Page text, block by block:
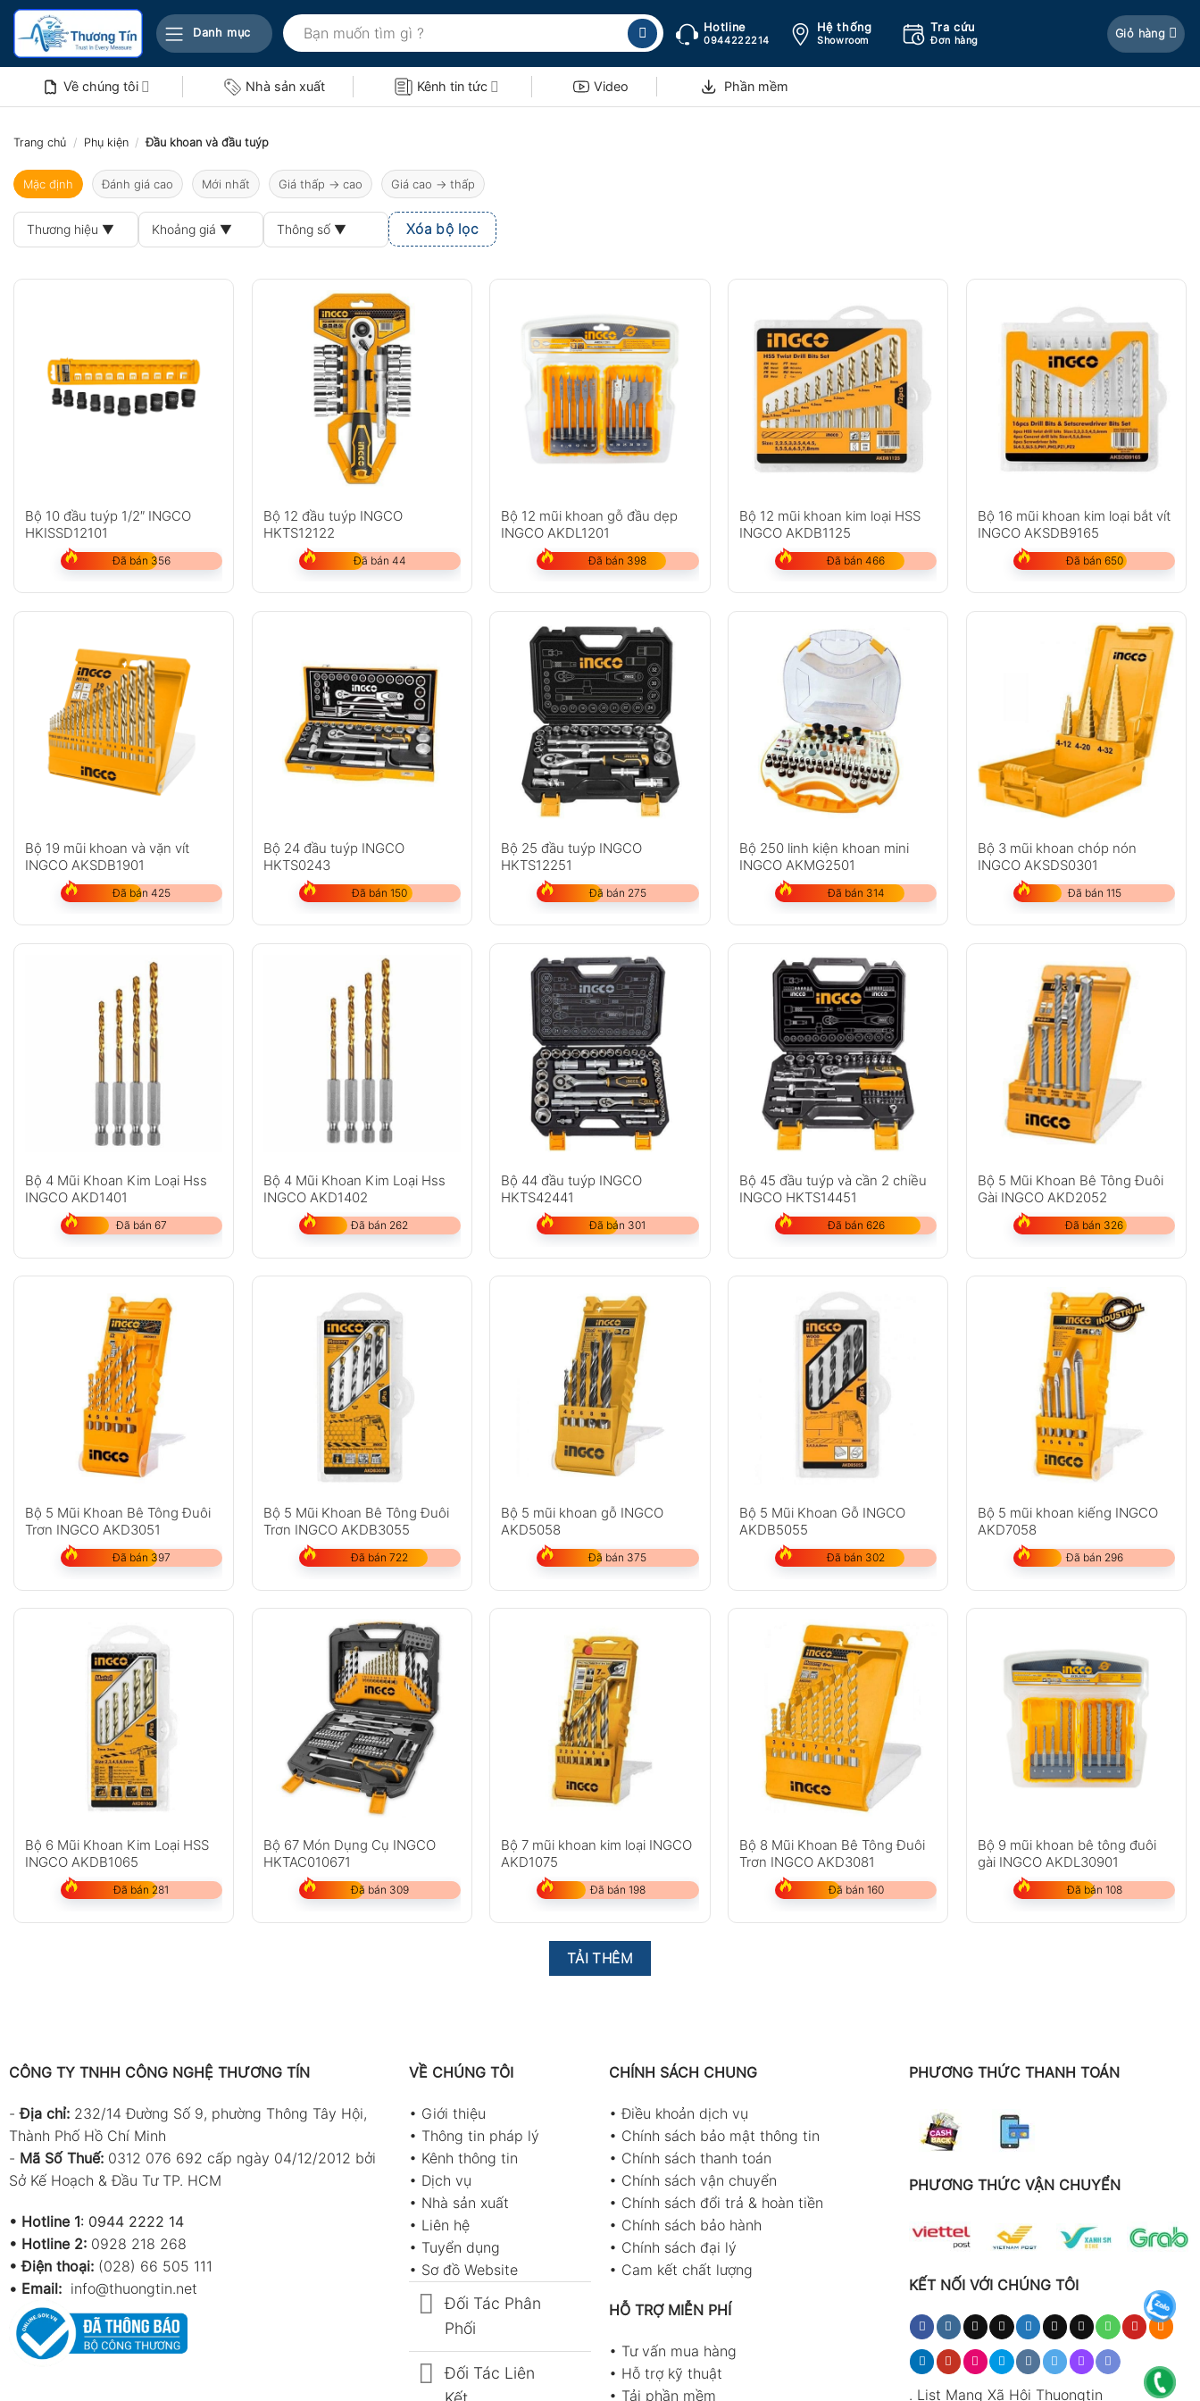
Bỏ
nội
Danh mục
Tìm
kiếm:
Hotline
0944222214
Hệ thống
Showroom
Tra cứu
Đơn hàng
Giỏ hàng
Về chúng tôi Nhà sản xuất Kênh tin tức Video Phần mềm
Trang chủ / Phụ kiện / Đầu khoan và đầu tuýp
Mặc định Đánh giá cao Mới nhất Giá thấp → cao Giá cao → thấp
Thương hiệu ▼ Khoảng giá ▼ Thông số ▼ Xóa bộ lọc
Bộ 10 đầu tuýp 1/2″ INGCO
HKISSD12101
Đã bán 356
Bộ 12 đầu tuýp INGCO
HKTS12122
Đã bán 44
Bộ 12 mũi khoan gỗ đầu dẹp
INGCO AKDL1201
Đã bán 398
Bộ 12 mũi khoan kim loại HSS
INGCO AKDB1125
Đã bán 466
Bộ 16 mũi khoan kim loại bắt vít
INGCO AKSDB9165
Đã bán 650
Bộ 19 mũi khoan và vặn vít
INGCO AKSDB1901
Đã bán 425
Bộ 24 đầu tuýp INGCO
HKTS0243
Đã bán 150
Bộ 25 đầu tuýp INGCO
HKTS12251
Đã bán 275
Bộ 250 linh kiện khoan mini
INGCO AKMG2501
Đã bán 314
Bộ 3 mũi khoan chóp nón
INGCO AKSDS0301
Đã bán 115
Bộ 4 Mũi Khoan Kim Loại Hss
INGCO AKD1401
Đã bán 67
Bộ 4 Mũi Khoan Kim Loại Hss
INGCO AKD1402
Đã bán 262
Bộ 44 đầu tuýp INGCO
HKTS42441
Đã bán 301
Bộ 45 đầu tuýp và cần 2 chiều
INGCO HKTS14451
Đã bán 626
Bộ 5 Mũi Khoan Bê Tông Đuôi
Gài INGCO AKD2052
Đã bán 326
Bộ 5 Mũi Khoan Bê Tông Đuôi
Trơn INGCO AKD3051
Đã bán 397
Bộ 5 Mũi Khoan Bê Tông Đuôi
Trơn INGCO AKDB3055
Đã bán 722
Bộ 5 mũi khoan gỗ INGCO
AKD5058
Đã bán 375
Bộ 5 Mũi Khoan Gỗ INGCO
AKDB5055
Đã bán 302
Bộ 5 mũi khoan kiếng INGCO
AKD7058
Đã bán 296
Bộ 6 Mũi Khoan Kim Loại HSS
INGCO AKDB1065
Đã bán 281
Bộ 67 Món Dụng Cụ INGCO
HKTAC010671
Đã bán 309
Bộ 7 mũi khoan kim loại INGCO
AKD1075
Đã bán 198
Bộ 8 Mũi Khoan Bê Tông Đuôi
Trơn INGCO AKD3081
Đã bán 160
Bộ 9 mũi khoan bê tông đuôi
gài INGCO AKDL30901
Đã bán 108
TẢI THÊM
CÔNG TY TNHH CÔNG NGHỆ THƯƠNG TÍN
-Địa chỉ: 232/14 Đường Số 9, phường Thông Tây Hội,
Thành Phố Hồ Chí Minh
- Mã Số Thuế: 0312 076 692 cấp ngày 04/12/2012 bởi
Sở Kế Hoạch & Đầu Tư TP. HCM
• Hotline 1: 0944 2222 14
• Hotline 2: 0928 218 268
• Điện thoại: (028) 66 505 111
• Email: info@thuongtin.net
VỀ CHÚNG TÔI
• Giới thiệu
• Thông tin pháp lý
• Kênh thông tin
• Dịch vụ
• Nhà sản xuất
• Liên hệ
• Tuyển dụng
• Sơ đồ Website
Đối Tác Phân
Phối
Đối Tác Liên
CHÍNH SÁCH CHUNG
•Điều khoản dịch vụ
• Chính sách bảo mật thông tin
• Chính sách thanh toán
• Chính sách vận chuyển
• Chính sách đổi trả & hoàn tiền
• Chính sách bảo hành
• Chính sách đại lý
• Cam kết chất lượng
HỖ TRỢ MIỄN PHÍ
• Tư vấn mua hàng
• Hỗ trợ kỹ thuật
• Tải phần mềm
PHƯƠNG THỨC THANH TOÁN
PHƯƠNG THỨC VẬN CHUYỂN
KẾT NỐI VỚI CHÚNG TÔI
. List Mạng Xã Hội Thuongtin